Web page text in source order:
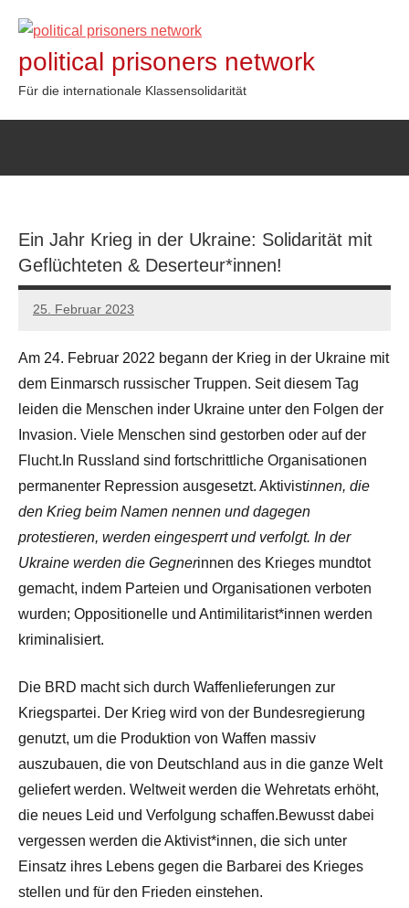
Inhalt
springen
political prisoners network
Für die internationale Klassensolidarität
Ein Jahr Krieg in der Ukraine: Solidarität mit
Geflüchteten & Deserteur*innen!
25. Februar 2023
network
Am 24. Februar 2022 begann der Krieg in der Ukraine mit
dem Einmarsch russischer Truppen. Seit diesem Tag
leiden die Menschen inder Ukraine unter den Folgen der
Invasion. Viele Menschen sind gestorben oder auf der
Flucht.In Russland sind fortschrittliche Organisationen
permanenter Repression ausgesetzt. Aktivistinnen, die
den Krieg beim Namen nennen und dagegen
protestieren, werden eingesperrt und verfolgt. In der
Ukraine werden die Gegnerinnen des Krieges mundtot
gemacht, indem Parteien und Organisationen verboten
wurden; Oppositionelle und Antimilitarist*innen werden
kriminalisiert.
Die BRD macht sich durch Waffenlieferungen zur
Kriegspartei. Der Krieg wird von der Bundesregierung
genutzt, um die Produktion von Waffen massiv
auszubauen, die von Deutschland aus in die ganze Welt
geliefert werden. Weltweit werden die Wehretats erhöht,
die neues Leid und Verfolgung schaffen.Bewusst dabei
vergessen werden die Aktivist*innen, die sich unter
Einsatz ihres Lebens gegen die Barbarei des Krieges
stellen und für den Frieden einstehen.